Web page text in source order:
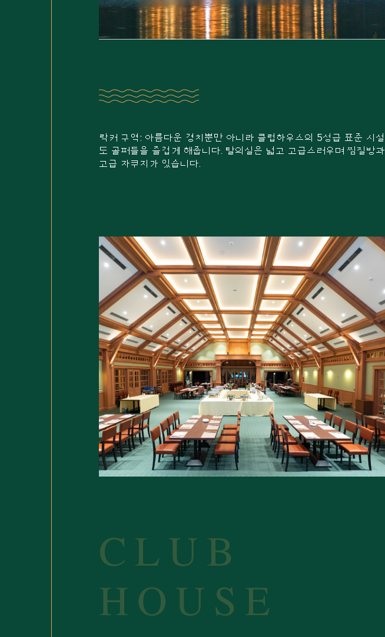
락커 구역: 아름다운 경치뿐만 아니라 클럽하우스의 5성급 표준 시설
도 골퍼들을 즐겁게 해줍니다. 탈의실은 넓고 고급스러우며 찜질방과
고급 자쿠지가 있습니다.
CLUB
HOUSE